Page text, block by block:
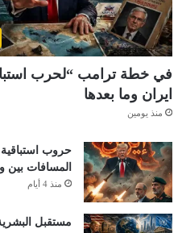
في خطة ترامب “لحرب
ايران وما بعدها
منذ يومين
حروب
المسافات
منذ 4 أيام
مستقبل